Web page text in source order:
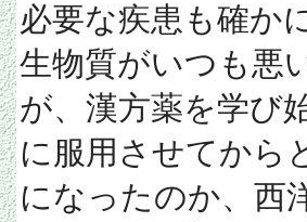
必要な疾患も確か
生物質がいつも悪
が、漢方薬を学び
に服用させてから
になったのか、西